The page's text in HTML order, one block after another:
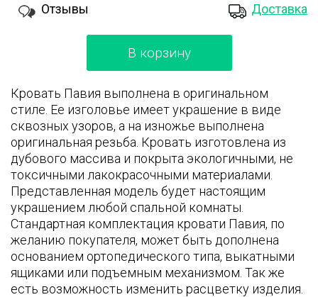
Отзывы Доставка
В корзину
Кровать Павия выполнена в оригинальном
стиле. Ее изголовье имеет украшение в виде
сквозных узоров, а на изножье выполнена
оригинальная резьба. Кровать изготовлена из
дубового массива и покрыта экологичными, не
токсичными лакокрасочными материалами.
Представленная модель будет настоящим
украшением любой спальной комнаты.
Стандартная комплектация кровати Павия, по
желанию покупателя, может быть дополнена
основанием ортопедического типа, выкатными
ящиками или подъемным механизмом. Так же
есть возможность изменить расцветку изделия.